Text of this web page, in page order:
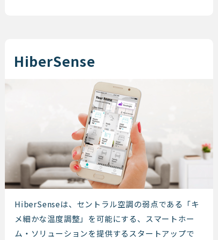
HiberSense
HiberSense
HiberSenseは、セントラル空調の弱点である「キ
メ細かな温度調整」を可能にする、スマートホー
ム・ソリューションを提供するスタートアップで